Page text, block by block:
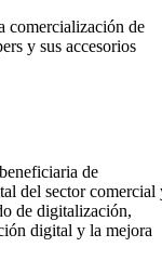
comercialización de
y sus accesorios
de
del sector comercial
de digitalización,
digital y la mejora